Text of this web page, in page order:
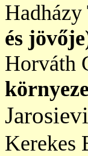
és
Horváth
Kerekes